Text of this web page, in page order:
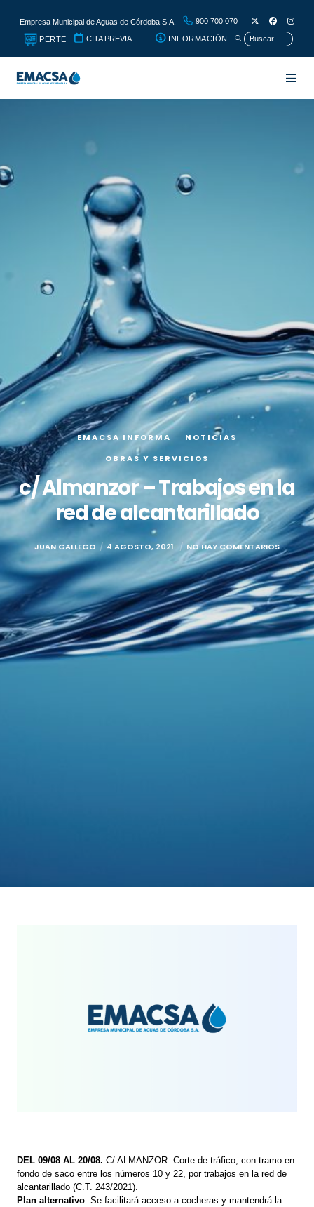
Empresa Municipal de Aguas de Córdoba S.A. 900 700 070
PERTE CITA PREVIA INFORMACIÓN
EMACSA INFORMA
NOTICIAS
OBRAS Y SERVICIOS
c/ Almanzor – Trabajos en la
red de alcantarillado
JUAN GALLEGO 4 AGOSTO, 2021 NO HAY COMENTARIOS
DEL 09/08 AL 20/08. C/ ALMANZOR. Corte de tráfico, con tramo en
fondo de saco entre los números 10 y 22, por trabajos en la red de
alcantarillado (C.T. 243/2021).
Plan alternativo: Se facilitará acceso a cocheras y mantendrá la